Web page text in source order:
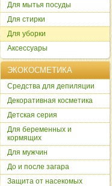
Для мытья посуды
Для стирки
Для уборки
Аксессуары
ЭКОКОСМЕТИКА
Cредства для депиляции
Декоративная косметика
Детская серия
Для беременных и
кормящих
Для мужчин
До и после загара
Защита от насекомых